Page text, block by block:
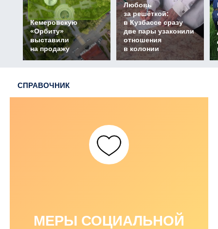
Кемеровскую
«Орбиту»
выставили
на продажу
Любовь
за решёткой:
в Кузбассе сразу
две пары узаконили
отношения
в колонии
СПРАВОЧНИК
МЕРЫ СОЦИАЛЬНОЙ